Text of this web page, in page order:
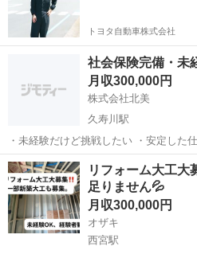
トヨタ自動車株式会社
社会保険完備・未
月収300,000円
株式会社北美
久寿川駅
・未経験だけど挑戦したい ・安定した
たい ・将来独立も考えている 学歴・経
ます。 「とにかく今すぐ働きたい」 「
な方、大歓迎。 ■仕事内容...
兵庫 西宮市 土木
リフォーム大工大
足りません💦
月収300,000円
オザキ
西宮駅